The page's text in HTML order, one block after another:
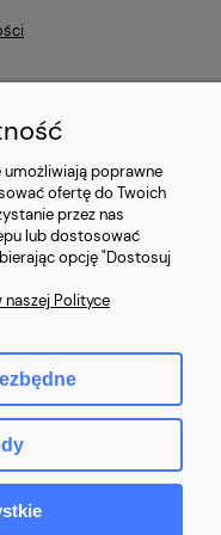
i czym różni się od
(i jak jest naprawdę)
poleasingowy.
poprawne
ofertę do Twoich
przez nas
lub dostosować
opcję "Dostosuj
Polityce